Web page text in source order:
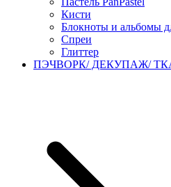
Кисти
Блокноты и альбомы
Спреи
Глиттер
ПЭЧВОРК/ ДЕКУПАЖ/